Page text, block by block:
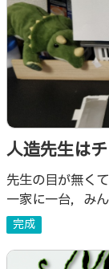
人造先生は
先生の目が無く
一家に一台，み
完成